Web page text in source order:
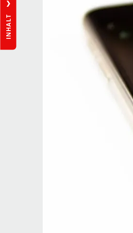
INHALT